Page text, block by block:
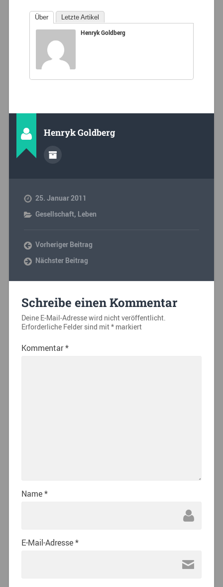
Über Letzte Artikel
Henryk Goldberg
Henryk Goldberg
25. Januar 2011
Gesellschaft, Leben
Vorheriger Beitrag
Nächster Beitrag
Schreibe einen Kommentar
Deine E-Mail-Adresse wird nicht veröffentlicht.
Erforderliche Felder sind mit*markiert
Kommentar*
Name*
E-Mail-Adresse*